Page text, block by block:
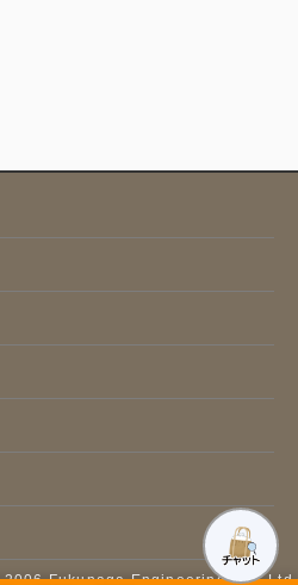
Fukunaga Engineering Co., Ltd.